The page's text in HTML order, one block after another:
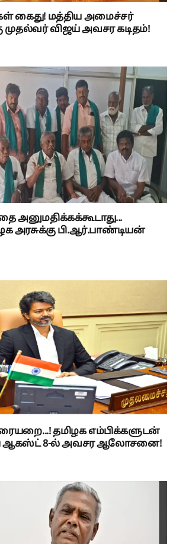
கைது! மத்திய அமைச்சர்
முதல்வர் விஜய் அவசர கடிதம்!
அனுமதிக்கக்கூடாது...
அரசுக்கு பி.ஆர்.பாண்டியன்
தமிழக எம்பிக்களுடன்
ஆகஸ்ட் 8-ல் அவசர ஆலோசனை!